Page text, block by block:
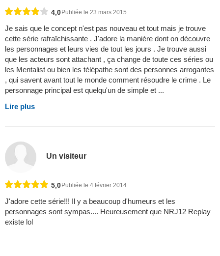
4,0Publiée le 23 mars 2015
Je sais que le concept n'est pas nouveau et tout mais je trouve
cette série rafraîchissante . J'adore la manière dont on découvre
les personnages et leurs vies de tout les jours . Je trouve aussi
que les acteurs sont attachant , ça change de toute ces séries ou
les Mentalist ou bien les télépathe sont des personnes arrogantes
, qui savent avant tout le monde comment résoudre le crime . Le
personnage principal est quelqu'un de simple et ...
Lire plus
Un visiteur
5,0 Publiée le 4 février 2014
J'adore cette série!!! Il y a beaucoup d'humeurs et les
personnages sont sympas.... Heureusement que NRJ12 Replay
existe lol